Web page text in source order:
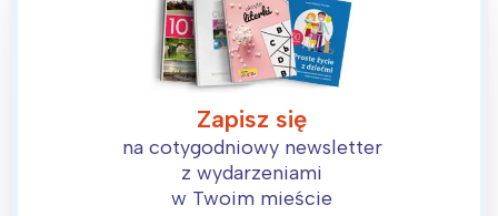
Zapisz się
na cotygodniowy newsletter
z wydarzeniami
w Twoim mieście
Warszawa
Trójmiasto
Wrocław
Śląsk
Kraków
Południe
Północ
Wszystkie